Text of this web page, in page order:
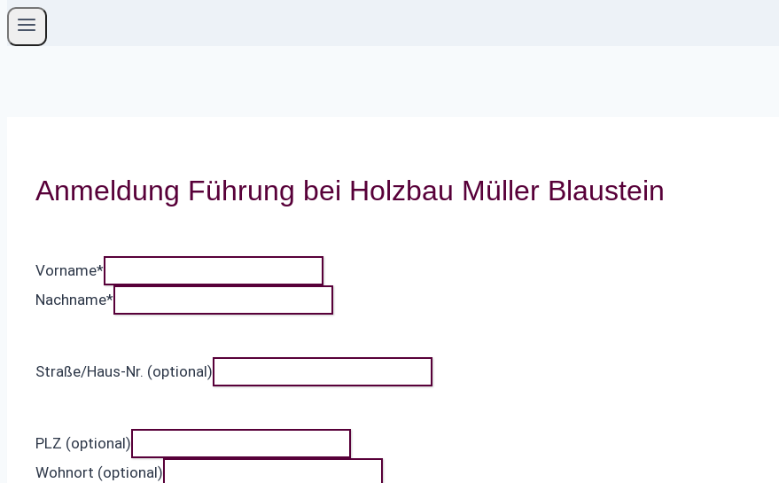
Anmeldung Führung bei Holzbau Müller Blaustein
Vorname*
Nachname*
Straße/Haus-Nr. (optional)
PLZ (optional)
Wohnort (optional)